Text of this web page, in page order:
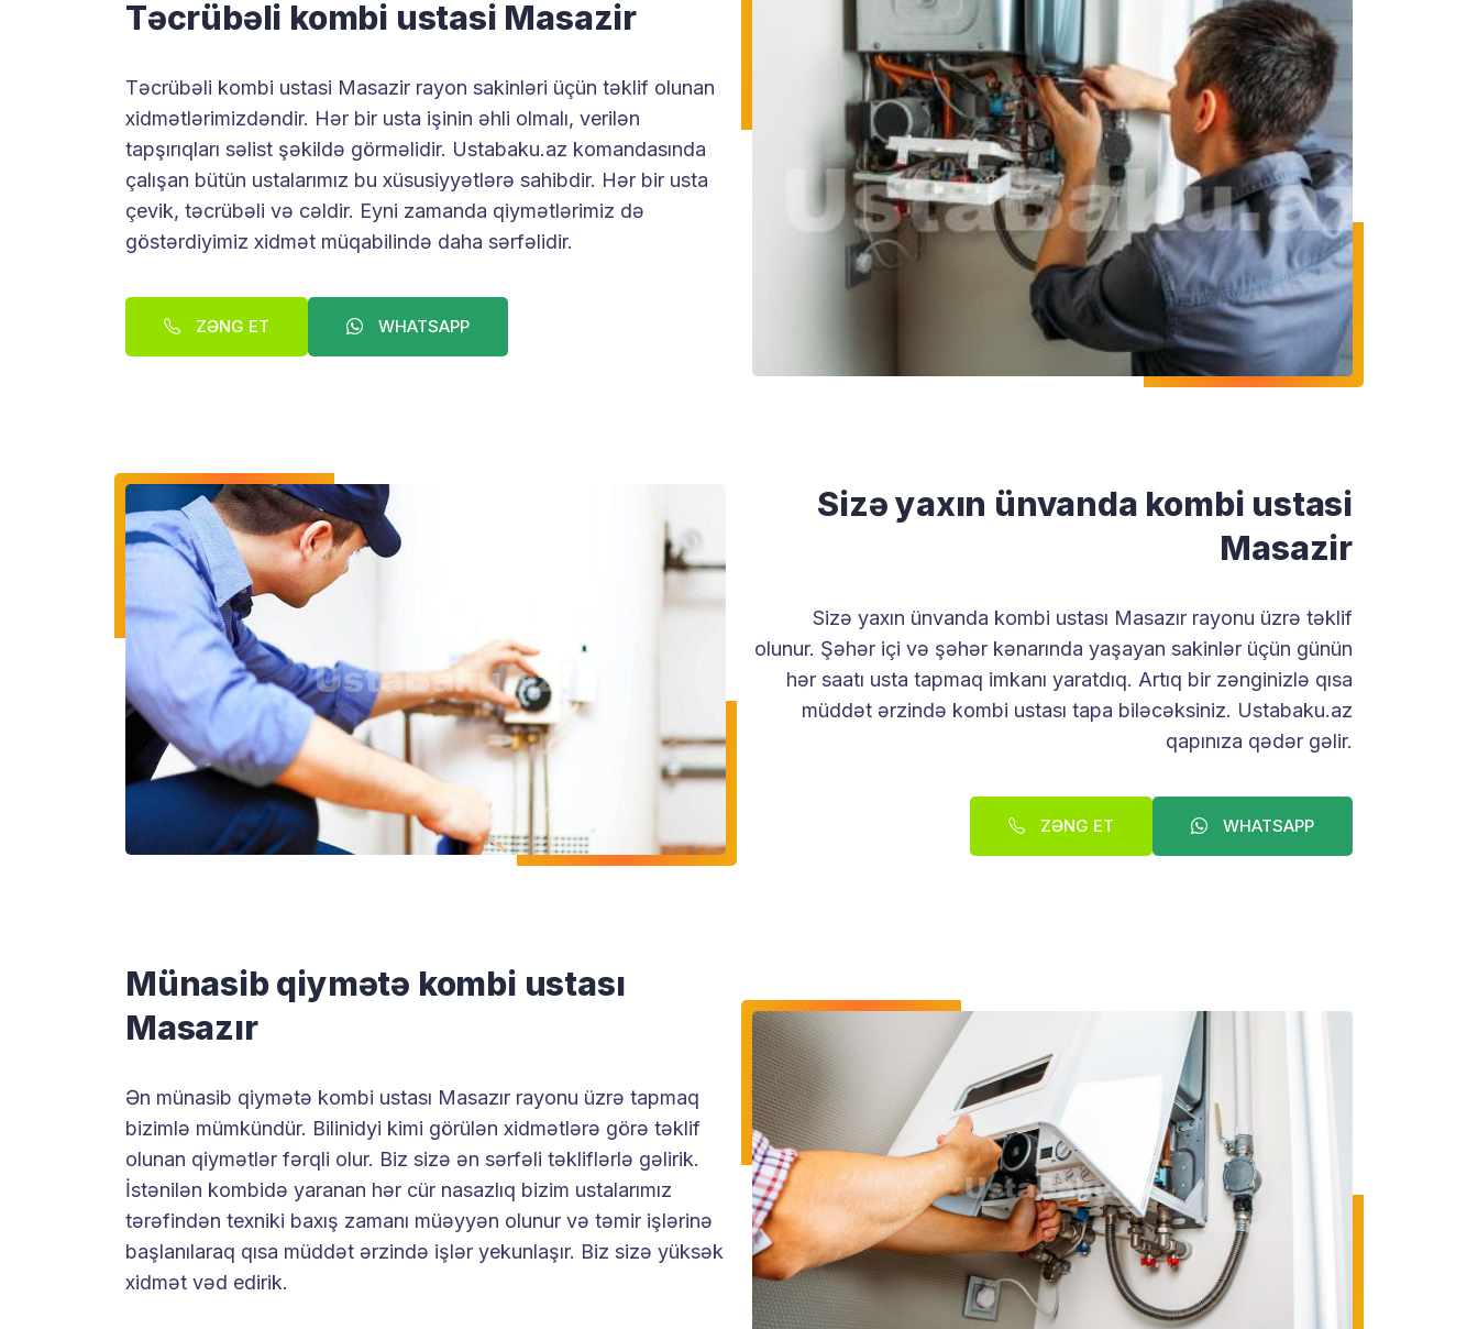
Təcrübəli kombi ustasi Masazir
Təcrübəli kombi ustasi Masazir rayon sakinləri üçün təklif olunan
xidmətlərimizdəndir. Hər bir usta işinin əhli olmalı, verilən
tapşırıqları səlist şəkildə görməlidir. Ustabaku.az komandasında
çalışan bütün ustalarımız bu xüsusiyyətlərə sahibdir. Hər bir usta
çevik, təcrübəli və cəldir. Eyni zamanda qiymətlərimiz də
göstərdiyimiz xidmət müqabilində daha sərfəlidir.
ZƏNG ET WHATSAPP
Sizə yaxın ünvanda kombi ustasi
Masazir
Sizə yaxın ünvanda kombi ustası Masazır rayonu üzrə təklif
olunur. Şəhər içi və şəhər kənarında yaşayan sakinlər üçün günün
hər saatı usta tapmaq imkanı yaratdıq. Artıq bir zənginizlə qısa
müddət ərzində kombi ustası tapa biləcəksiniz. Ustabaku.az
qapınıza qədər gəlir.
ZƏNG ET WHATSAPP
Münasib qiymətə kombi ustası
Masazır
Ən münasib qiymətə kombi ustası Masazır rayonu üzrə tapmaq
bizimlə mümkündür. Bilinidyi kimi görülən xidmətlərə görə təklif
olunan qiymətlər fərqli olur. Biz sizə ən sərfəli təkliflərlə gəlirik.
İstənilən kombidə yaranan hər cür nasazlıq bizim ustalarımız
tərəfindən texniki baxış zamanı müəyyən olunur və təmir işlərinə
başlanılaraq qısa müddət ərzində işlər yekunlaşır. Biz sizə yüksək
xidmət vəd edirik.